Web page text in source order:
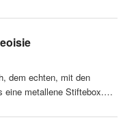
dem echten, mit den
eine metallene Stiftebox.…